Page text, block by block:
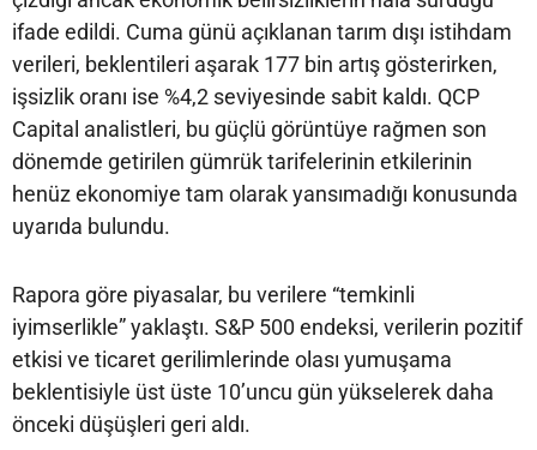
ifade edildi. Cuma günü açıklanan tarım dışı istihdam
verileri, beklentileri aşarak 177 bin artış gösterirken,
işsizlik oranı ise %4,2 seviyesinde sabit kaldı. QCP
Capital analistleri, bu güçlü görüntüye rağmen son
dönemde getirilen gümrük tarifelerinin etkilerinin
henüz ekonomiye tam olarak yansımadığı konusunda
uyarıda bulundu.
Rapora göre piyasalar, bu verilere “temkinli
iyimserlikle” yaklaştı. S&P 500 endeksi, verilerin pozitif
etkisi ve ticaret gerilimlerinde olası yumuşama
beklentisiyle üst üste 10’uncu gün yükselerek daha
önceki düşüşleri geri aldı.